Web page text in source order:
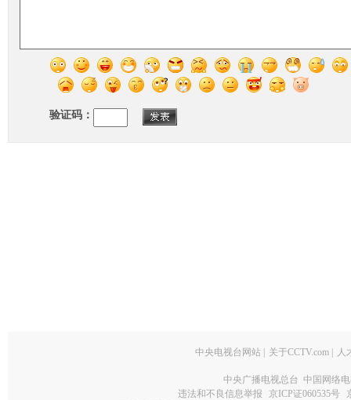
验证码：
中央电视台网站 关于CCTV.com 人
中央广播电视总台 中国网络
违法和不良信息举报
京ICP证060535号